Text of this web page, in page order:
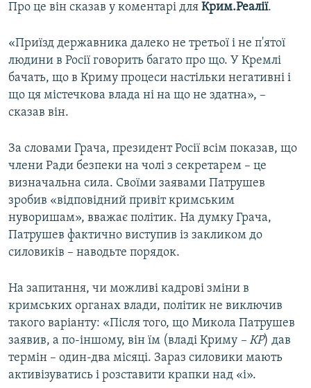
Про це він сказав у коментарі для Крим.Реалії.
«Приїзд державника далеко не третьої і не п'ятої
людини в Росії говорить багато про що. У Кремлі
бачать, що в Криму процеси настільки негативні і
що ця містечкова влада ні на що не здатна», –
сказав він.
За словами Грача, президент Росії всім показав, що
члени Ради безпеки на чолі з секретарем – це
визначальна сила. Своїми заявами Патрушев
зробив «відповідний привіт кримським
нуворишам», вважає політик. На думку Грача,
Патрушев фактично виступив із закликом до
силовиків – наводьте порядок.
На запитання, чи можливі кадрові зміни в
кримських органах влади, політик не виключив
такого варіанту: «Після того, що Микола Патрушев
заявив, а по-іншому, він їм (владі Криму – КР) дав
термін – один-два місяці. Зараз силовики мають
активізуватись і розставити крапки над «i».